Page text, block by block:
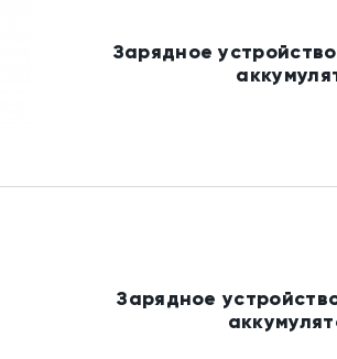
Зарядное устройство
Зарядное